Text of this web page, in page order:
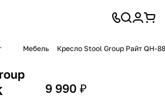
Мебель Кресло Stool Group Райт QH-
9 990 ₽